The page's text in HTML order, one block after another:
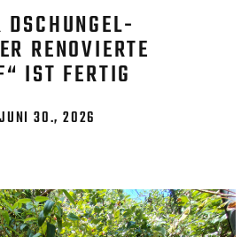
RENOVIERTE
IST FERTIG
JUNI 30., 2026